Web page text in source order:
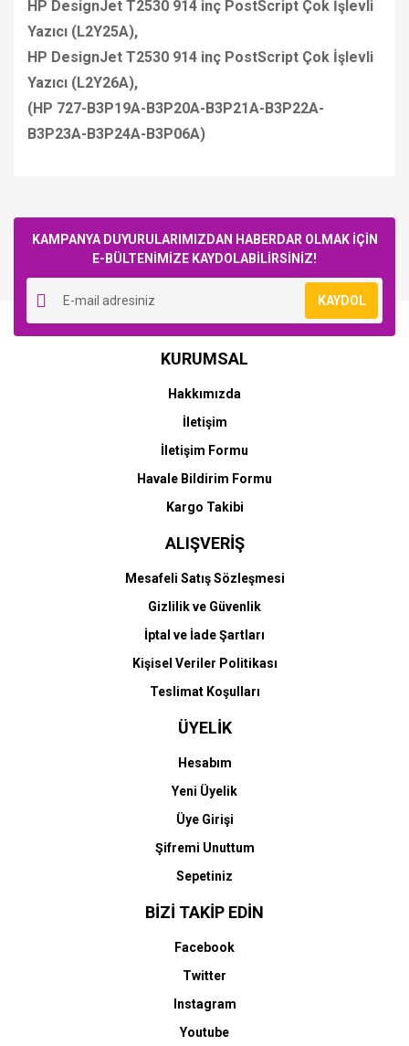
HP DesignJet T2530 914 inç PostScript Çok İşlevli
Yazıcı (L2Y25A),
HP DesignJet T2530 914 inç PostScript Çok İşlevli
Yazıcı (L2Y26A),
(HP 727-B3P19A-B3P20A-B3P21A-B3P22A-
B3P23A-B3P24A-B3P06A)
Yorum Yaz
T930-T1500-T1530-
Kırmızı Kartuşu
8.124,65 TL
HP 727-B3P21A (T920-
T930-T1500-T1530-
T2500-T2530) Orjinal
HP
HP 727-B3P22A (T920-
T930-T1500-T1530-
T2500-T2530) Orjinal
Mat Siyah Kartuşu
8.124,65 TL
HP 727-B3P23A (T920-
T930-T1500-T1530-
Fotoğraf Siyah Kartuşu
HP
HP 727-B3P24A (T920-
T930-T1500-T1530-
Gri Kartuşu
KAMPANYA DUYURULARIMIZDAN HABERDAR OLMAK İÇİN
E-BÜLTENİMİZE KAYDOLABİLİRSİNİZ!
KAYDOL
KURUMSAL
Hakkımızda
İletişim
İletişim Formu
Havale Bildirim Formu
Kargo Takibi
ALIŞVERİŞ
Mesafeli Satış Sözleşmesi
Gizlilik ve Güvenlik
İptal ve İade Şartları
Kişisel Veriler Politikası
Teslimat Koşulları
ÜYELİK
Hesabım
Yeni Üyelik
Üye Girişi
Şifremi Unuttum
Sepetiniz
BİZİ TAKİP EDİN
Facebook
Twitter
Instagram
Youtube